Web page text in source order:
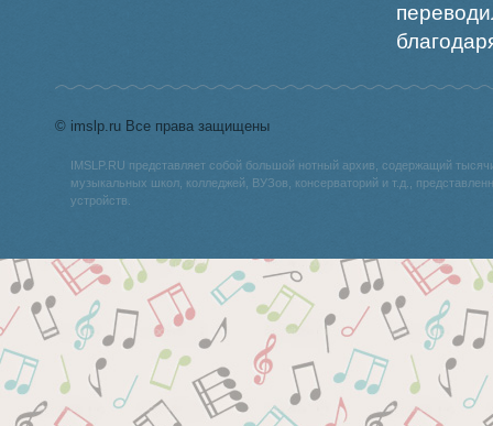
© imslp.ru Все права защищены
IMSLP.RU представляет собой большой нотный архив, содержащий
музыкальных школ, колледжей, ВУЗов, консерваторий и т.д.,
устройств.